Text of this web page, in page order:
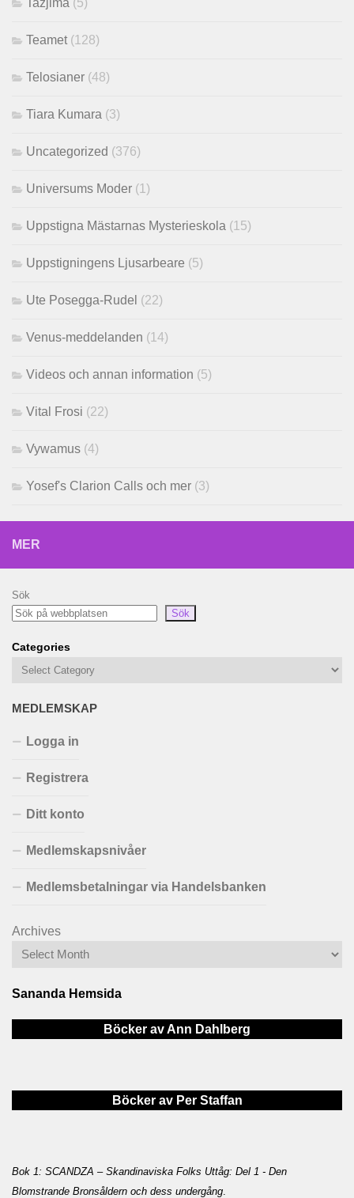
Tazjima (5)
Teamet(128)
Telosianer (48)
Tiara Kumara (3)
Uncategorized (376)
Universums Moder (1)
Uppstigna Mästarnas Mysterieskola (15)
Uppstigningens Ljusarbeare (5)
Ute Posegga-Rudel (22)
Venus-meddelanden (14)
Videos och annan information (5)
Vital Frosi (22)
Vywamus (4)
Yosef's Clarion Calls och mer (3)
MER
Sök
Sök
Categories
MEDLEMSKAP
Logga in
Registrera
Ditt konto
Medlemskapsnivåer
Medlemsbetalningar via Handelsbanken
Archives
Sananda Hemsida
Böcker av Ann Dahlberg
Böcker av Per Staffan
Bok 1: SCANDZA – Skandinaviska Folks Uttåg: Del 1 - Den
Blomstrande Bronsåldern och dess undergång.